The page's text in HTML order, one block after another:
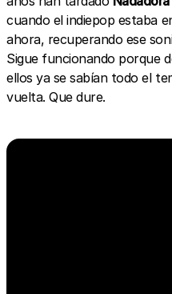
cuando el indiepop estaba
ahora, recuperando ese
Sigue funcionando porque
ellos ya se sabían todo el
vuelta. Que dure.